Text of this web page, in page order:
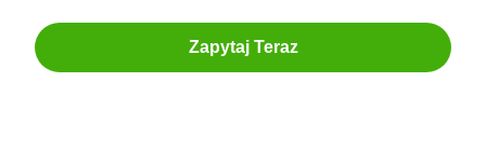
Zapytaj Teraz